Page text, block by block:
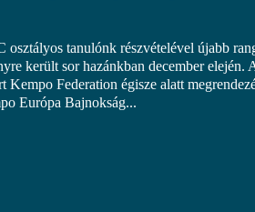
osztályos tanulónk részvételével újabb
került sor hazánkban december elején.
Kempo Federation égisze alatt
Európa Bajnokság...